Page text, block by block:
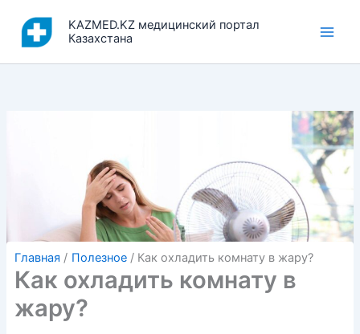
содержимому
KAZMED.KZ медицинский портал
Казахстана
Главная Полезное Как охладить комнату в жару?
Как охладить комнату в
жару?